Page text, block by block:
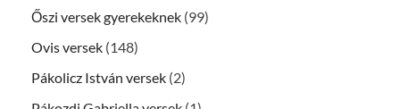
Őszi versek gyerekeknek (99)
Ovis versek (148)
Pákolicz István versek (2)